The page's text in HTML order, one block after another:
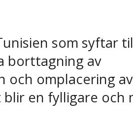
som syftar
borttagning av
och omplacering av
en fylligare och